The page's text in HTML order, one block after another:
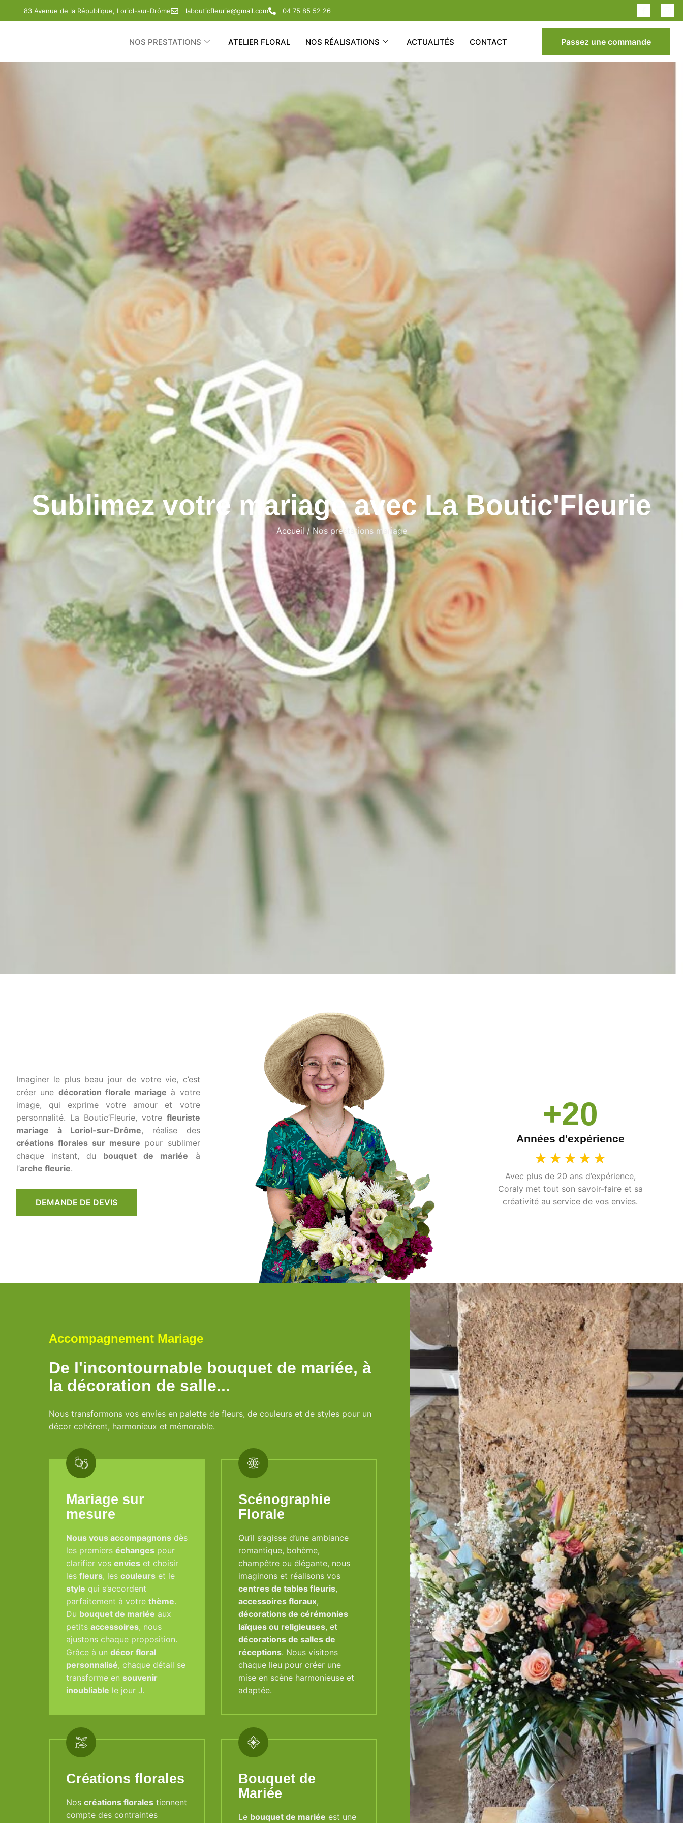
83 Avenue de la République, Loriol-sur-Drôme labouticfleurie@gmail.com 04 75 85 52 26
NOS PRESTATIONS ATELIER FLORAL NOS RÉALISATIONS ACTUALITÉS CONTACT Passez une commande
Sublimez votre mariage avec La Boutic'Fleurie
Accueil/ Nos prestations mariage
Imaginer le plus beau jour de votre vie, c’est
créer une décoration florale mariage à votre
image, qui exprime votre amour et votre
personnalité. La Boutic’Fleurie, votre fleuriste
mariage à Loriol-sur-Drôme, réalise des
créations florales sur mesure pour sublimer
chaque instant, du bouquet de mariée à
l’arche fleurie.
DEMANDE DE DEVIS
+20
Années d'expérience
★ ★ ★ ★ ★
Avec plus de 20 ans d’expérience,
Coraly met tout son savoir-faire et sa
créativité au service de vos envies.
Accompagnement Mariage
De l'incontournable bouquet de mariée, à
la décoration de salle...
Nous transformons vos envies en palette de fleurs, de couleurs et de styles pour un
décor cohérent, harmonieux et mémorable.
Mariage sur
mesure
Nous vous accompagnons dès
les premiers échanges pour
clarifier vos envies et choisir
les fleurs, les couleurs et le
style qui s’accordent
parfaitement à votre thème.
Du bouquet de mariée aux
petits accessoires, nous
ajustons chaque proposition.
Grâce à un décor floral
personnalisé, chaque détail se
transforme en souvenir
inoubliable le jour J.
Scénographie
Florale
Qu’il s’agisse d’une ambiance
romantique, bohème,
champêtre ou élégante, nous
imaginons et réalisons vos
centres de tables fleuris,
accessoires floraux,
décorations de cérémonies
laïques ou religieuses, et
décorations de salles de
réceptions. Nous visitons
chaque lieu pour créer une
mise en scène harmonieuse et
adaptée.
Créations florales
Nos créations florales tiennent
compte des contraintes
Bouquet de
Mariée
Le bouquet de mariée est une